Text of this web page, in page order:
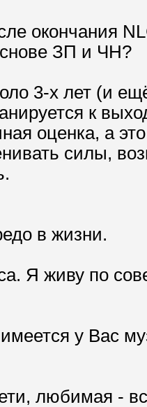
окончания
ЗП и ЧН?
3-х лет (и
к
оценка, а
силы,
в жизни.
Я живу по
у Вас
любимая -